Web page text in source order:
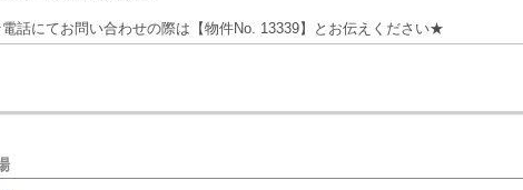
話にてお問い合わせの際は【物件No. 13339】とお伝えください★